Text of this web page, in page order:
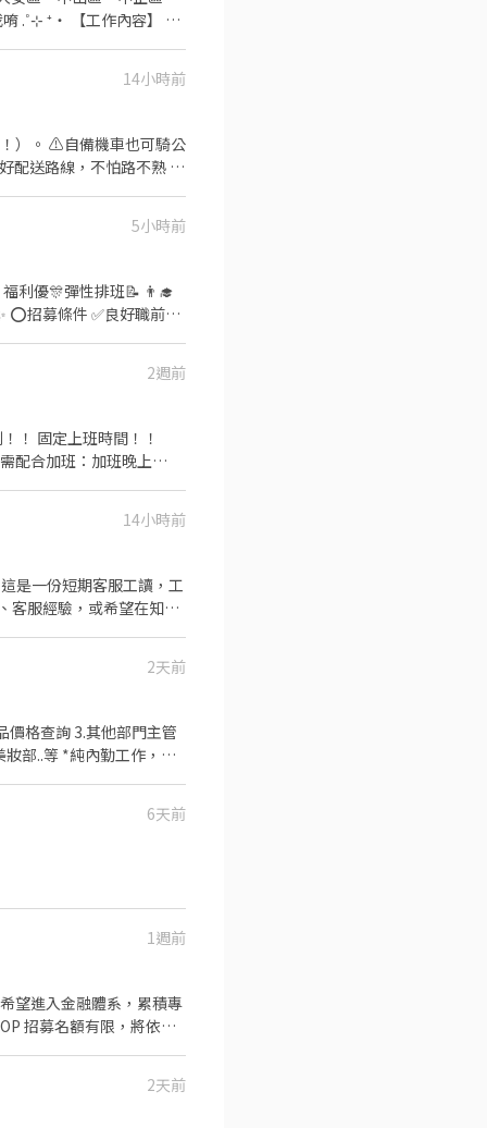
‧⁺
號 👉中山區
公園店📍台北市中正區公
話＋截圖職缺」就能聯
14小時前
）。 ⚠️自備機車也可騎公
配送路線，不怕路不熟 ⚠️
大同、萬華、松山、中
🔒 【隱私防線】
OBnhVN5 私訊留下 ⌜姓
5小時前
商品進貨、準備、整理→
扣 ⑦提供員工制服 ⑧任
2週前
！ 固定上班時間！！
14小時前
是一份短期客服工讀，工
客服經驗，或希望在知名
或來電預約：02-66362428(分機216)
2天前
6天前
1週前
望進入金融體系，累積專
招募名額有限，將依序
2天前